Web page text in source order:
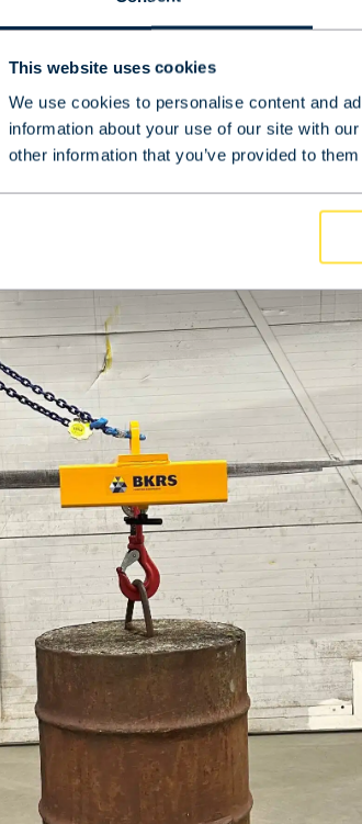
This website uses cookies
We use cookies to personalise content and
information about your use of our site with
other information that you’ve provided to